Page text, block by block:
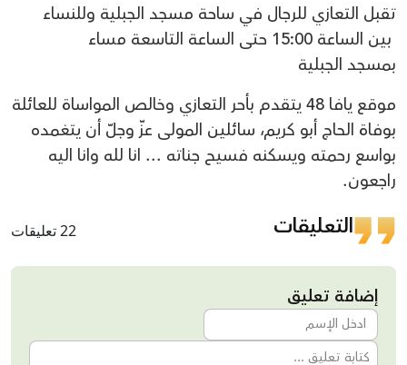
تقبل التعازي للرجال في ساحة مسجد الجبلية وللنساء
بين الساعة 15:00 حتى الساعة التاسعة مساء
بمسجد الجبلية
موقع يافا 48 يتقدم بأحر التعازي وخالص المواساة للعائلة
بوفاة الحاج أبو كريم، سائلين المولى عزّ وجلّ أن يتغمده
بواسع رحمته ويسكنه فسيح جناته ... انا لله وانا اليه
راجعون.
التعليقات 22 تعليقات
إضافة تعليق